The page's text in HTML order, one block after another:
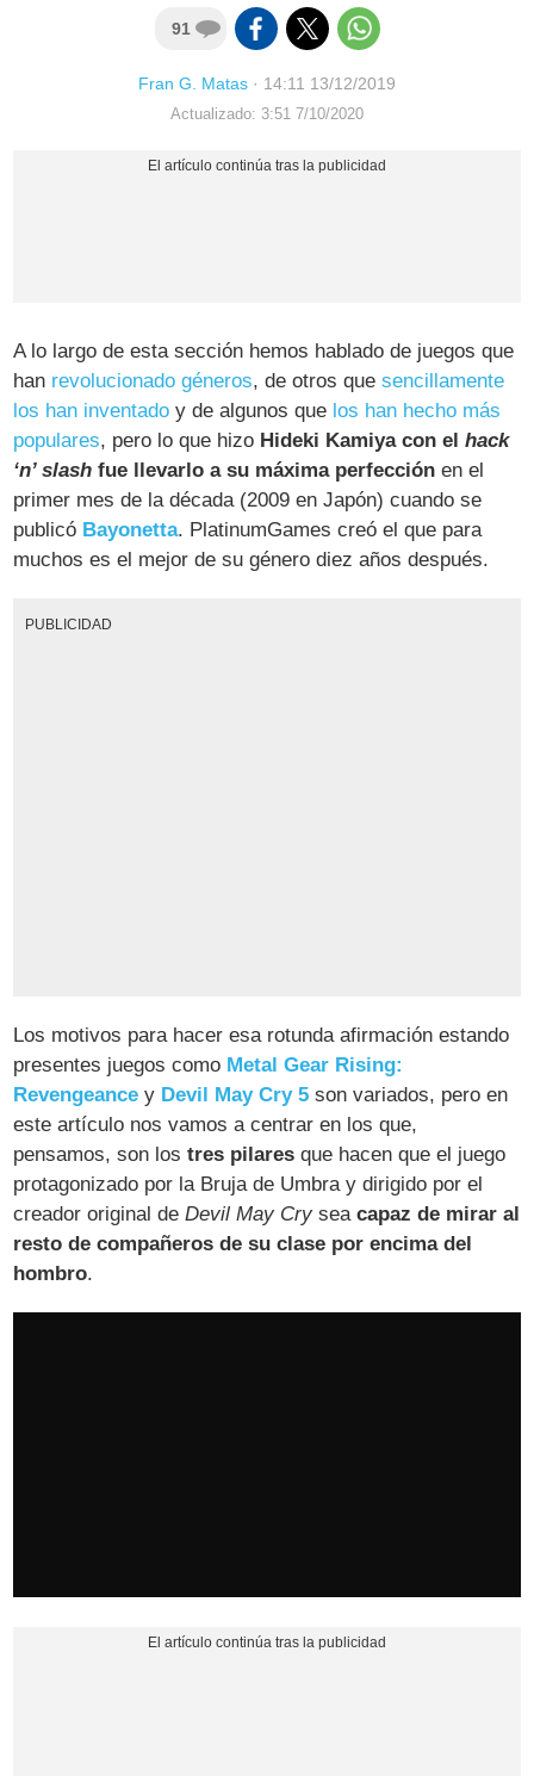
91
Fran G. Matas · 14:11 13/12/2019
Actualizado: 3:51 7/10/2020
A lo largo de esta sección hemos hablado de juegos que
han revolucionado géneros, de otros quesencillamente
los han inventado y de algunos que los han hecho más
populares, pero lo que hizo Hideki Kamiya con elhack
‘n’ slash fue llevarlo a su máxima perfección en el
primer mes de la década (2009 en Japón) cuando se
publicó Bayonetta. PlatinumGames creó el que para
muchos es el mejor de su género diez años después.
PUBLICIDAD
Los motivos para hacer esa rotunda afirmación estando
presentes juegos como Metal Gear Rising:
Revengeance y Devil May Cry 5 son variados, pero en
este artículo nos vamos a centrar en los que,
pensamos, son lostres pilares que hacen que el juego
protagonizado por la Bruja de Umbra y dirigido por el
creador original deDevil May Cry seacapaz de mirar al
resto de compañeros de su clase por encima del
hombro.